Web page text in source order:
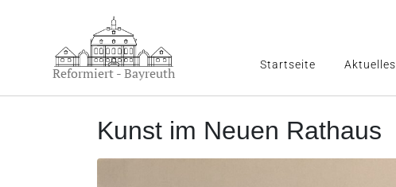
Reformiert - Bayreuth
Startseite Aktuelles
Kunst im Neuen Rathaus